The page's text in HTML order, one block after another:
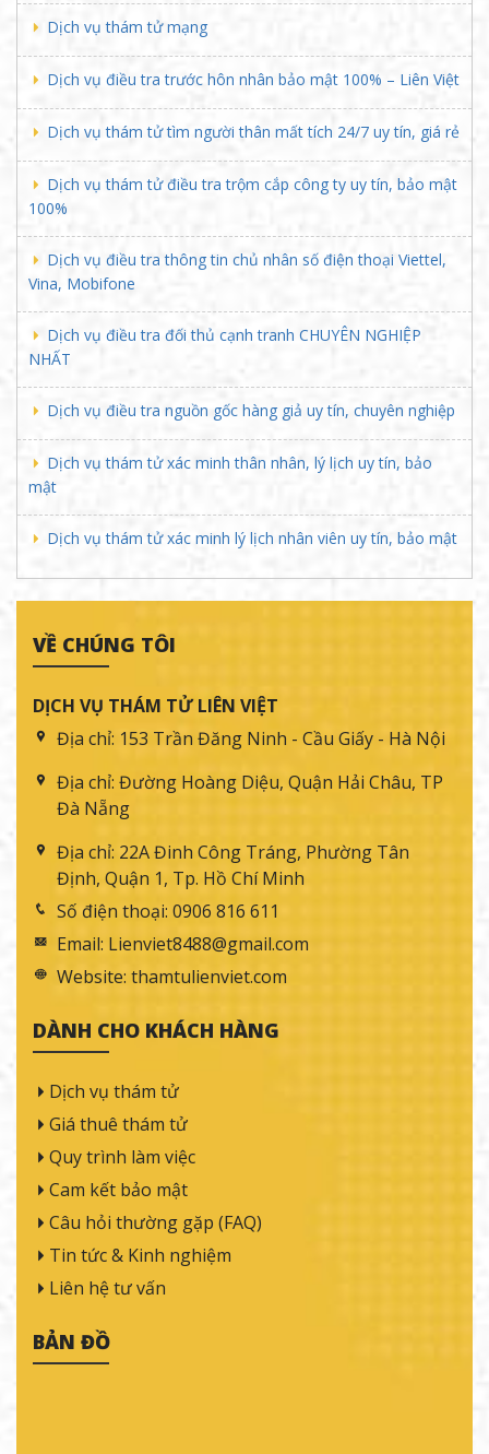
Dịch vụ thám tử mạng
Dịch vụ điều tra trước hôn nhân bảo mật 100% – Liên Việt
Dịch vụ thám tử tìm người thân mất tích 24/7 uy tín, giá rẻ
Dịch vụ thám tử điều tra trộm cắp công ty uy tín, bảo mật
100%
Dịch vụ điều tra thông tin chủ nhân số điện thoại Viettel,
Vina, Mobifone
Dịch vụ điều tra đối thủ cạnh tranh CHUYÊN NGHIỆP
NHẤT
Dịch vụ điều tra nguồn gốc hàng giả uy tín, chuyên nghiệp
Dịch vụ thám tử xác minh thân nhân, lý lịch uy tín, bảo
mật
Dịch vụ thám tử xác minh lý lịch nhân viên uy tín, bảo mật
VỀ CHÚNG TÔI
DỊCH VỤ THÁM TỬ LIÊN VIỆT
Địa chỉ: 153 Trần Đăng Ninh - Cầu Giấy - Hà Nội
Địa chỉ: Đường Hoàng Diệu, Quận Hải Châu, TP
Đà Nẵng
Địa chỉ: 22A Đinh Công Tráng, Phường Tân
Định, Quận 1, Tp. Hồ Chí Minh
Số điện thoại: 0906 816 611
Email: Lienviet8488@gmail.com
Website: thamtulienviet.com
DÀNH CHO KHÁCH HÀNG
Dịch vụ thám tử
Giá thuê thám tử
Quy trình làm việc
Cam kết bảo mật
Câu hỏi thường gặp (FAQ)
Tin tức & Kinh nghiệm
Liên hệ tư vấn
BẢN ĐỒ